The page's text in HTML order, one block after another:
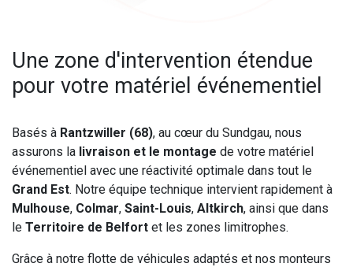
Une zone d'intervention étendue
pour votre matériel événementiel
Basés à Rantzwiller (68), au cœur du Sundgau, nous
assurons la livraison et le montage de votre matériel
événementiel avec une réactivité optimale dans tout le
Grand Est. Notre équipe technique intervient rapidement à
Mulhouse, Colmar, Saint-Louis, Altkirch, ainsi que dans
le Territoire de Belfort et les zones limitrophes.
Grâce à notre flotte de véhicules adaptés et nos monteurs